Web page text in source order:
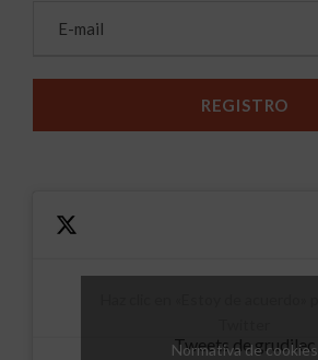
Tweets de grudilec
Normativa de cookies